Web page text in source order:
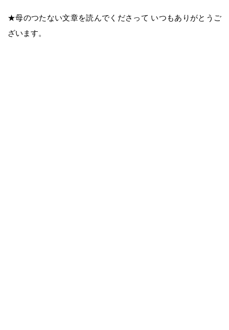
★母のつたない文章を読んでくださって いつもありがとうご
ざいます。